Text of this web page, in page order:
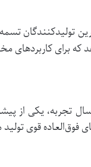
که برای
فوق‌العاده قوی